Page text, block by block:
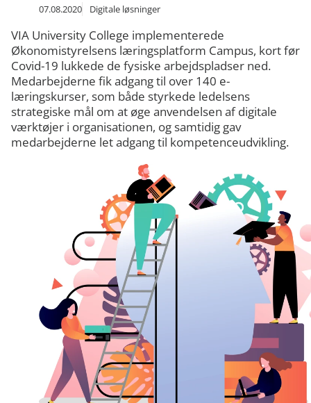
07.08.2020 Digitale løsninger
VIA University College implementerede
Økonomistyrelsens læringsplatform Campus, kort før
Covid-19 lukkede de fysiske arbejdspladser ned.
Medarbejderne fik adgang til over 140 e-
læringskurser, som både styrkede ledelsens
strategiske mål om at øge anvendelsen af digitale
værktøjer i organisationen, og samtidig gav
medarbejderne let adgang til kompetenceudvikling.